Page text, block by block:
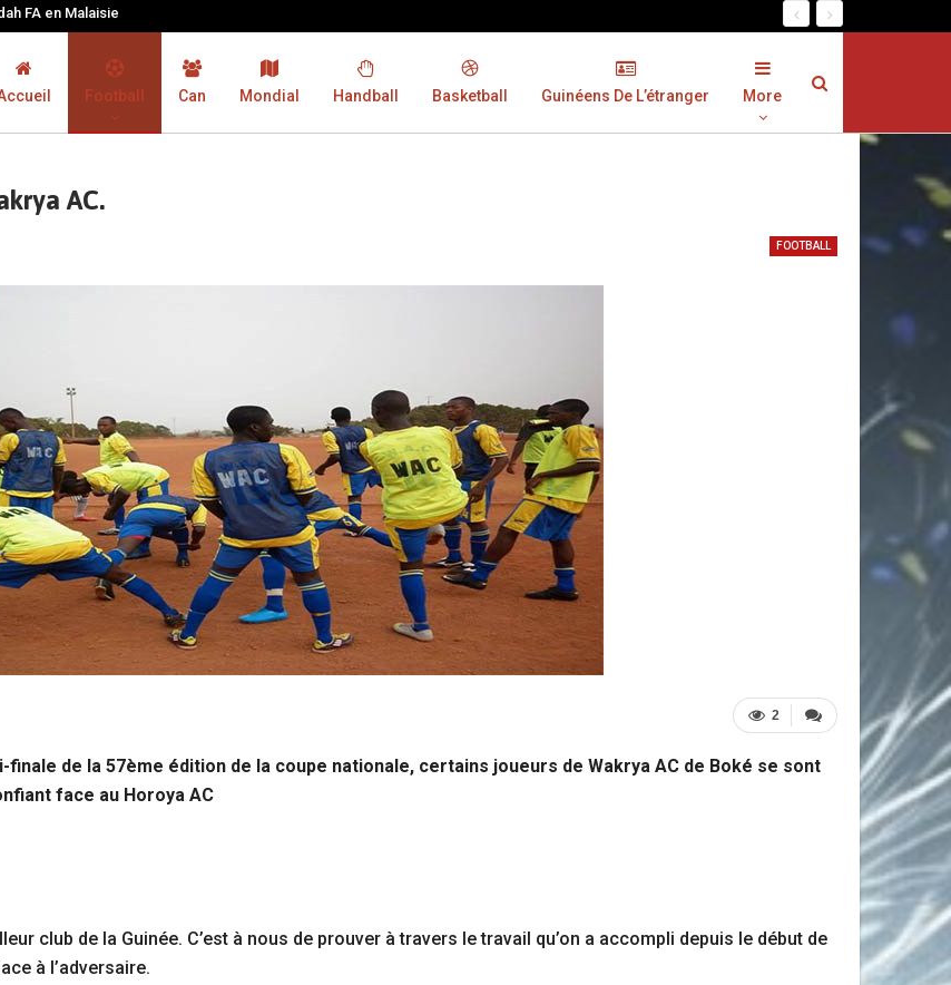
FA en Malaisie
Football Can Mondial Handball Basketball Guinéens De L’étranger More
AC.
FOOTBALL
2
finale de la 57ème édition de la coupe nationale, certains joueurs de Wakrya AC de Boké se sont
face au Horoya AC
club de la Guinée. C’est à nous de prouver à travers le travail qu’on a accompli depuis le début de
à l’adversaire.